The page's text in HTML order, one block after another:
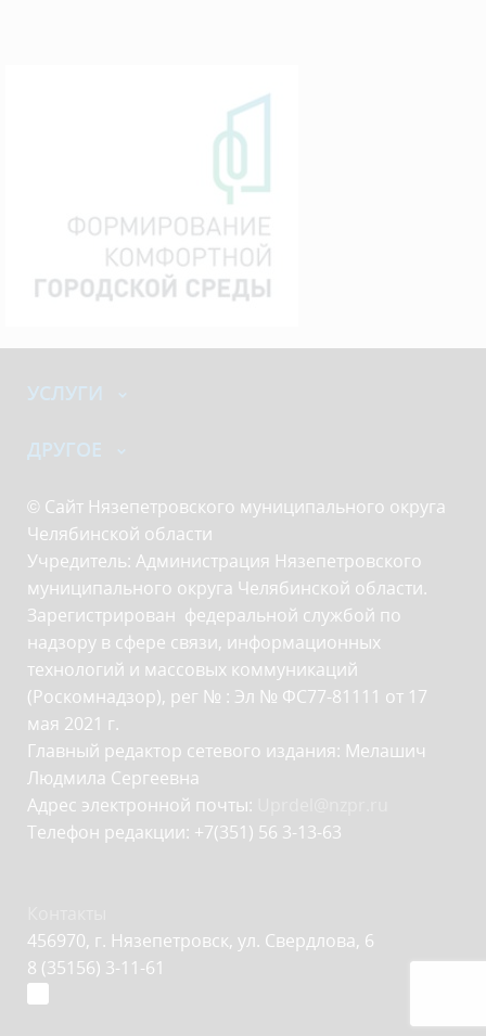
УСЛУГИ
ДРУГОЕ
© Сайт Нязепетровского муниципального округа
Челябинской области
Учредитель: Администрация Нязепетровского
муниципального округа Челябинской области.
Зарегистрирован федеральной службой по
надзору в сфере связи, информационных
технологий и массовых коммуникаций
(Роскомнадзор), рег № : Эл № ФС77-81111 от 17
мая 2021 г.
Главный редактор сетевого издания: Мелашич
Людмила Сергеевна
Адрес электронной почты:
Телефон редакции: +7(351) 56 3-13-63
456970, г. Нязепетровск, ул. Свердлова, 6
8 (35156) 3-11-61